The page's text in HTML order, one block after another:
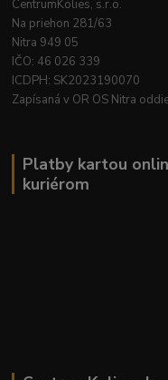
CentrumKolies, s.r.o.
Na priehon 281/63
Nitra 949 05
IČO: 46 026 339
ICDPH: SK2023190070
Zapísaná v OR OS Nitra
Platby kartou
kuriérom